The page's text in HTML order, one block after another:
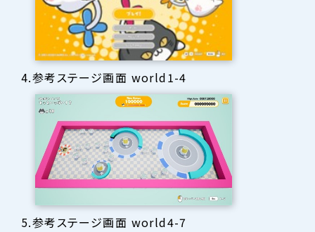
4.参考ステージ画面 world1-4
5.参考ステージ画面 world4-7